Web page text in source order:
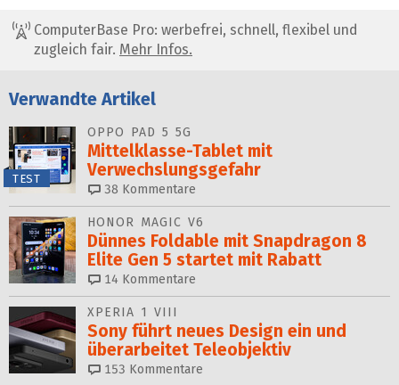
ComputerBase Pro: werbefrei, schnell, flexibel und
zugleich fair. Mehr Infos.
Verwandte Artikel
TEST
OPPO PAD 5 5G
Mittelklasse-Tablet mit
Verwechslungsgefahr
38 Kommentare
HONOR MAGIC V6
Dünnes Foldable mit Snapdragon 8
Elite Gen 5 startet mit Rabatt
14 Kommentare
XPERIA 1 VIII
Sony führt neues Design ein und
überarbeitet Teleobjektiv
153 Kommentare